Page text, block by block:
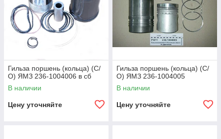
Гильза поршень (кольца) (С/
О) ЯМЗ 236-1004006 в сб
В наличии
Цену уточняйте
Гильза поршень (кольца) (С/
О) ЯМЗ 236-1004005
В наличии
Цену уточняйте